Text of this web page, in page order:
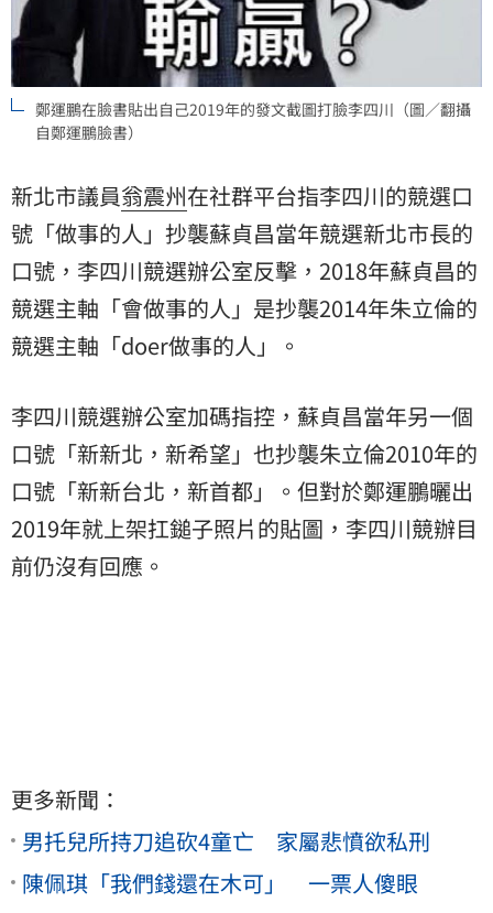
鄭運鵬在臉書貼出自己2019年的發文截圖打臉李四川（圖／翻攝
自鄭運鵬臉書）
新北市議員翁震州在社群平台指李四川的競選口
號「做事的人」抄襲蘇貞昌當年競選新北市長的
口號，李四川競選辦公室反擊，2018年蘇貞昌的
競選主軸「會做事的人」是抄襲2014年朱立倫的
競選主軸「doer做事的人」。
李四川競選辦公室加碼指控，蘇貞昌當年另一個
口號「新新北，新希望」也抄襲朱立倫2010年的
口號「新新台北，新首都」。但對於鄭運鵬曬出
2019年就上架扛鎚子照片的貼圖，李四川競辦目
前仍沒有回應。
更多新聞：
男托兒所持刀追砍4童亡 家屬悲憤欲私刑
陳佩琪「我們錢還在木可」 一票人傻眼